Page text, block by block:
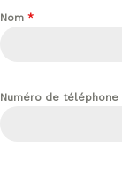
Nom *
Numéro de téléphone